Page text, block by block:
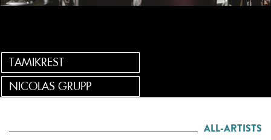
TAMIKREST
NICOLAS GRUPP
ALL-ARTISTS